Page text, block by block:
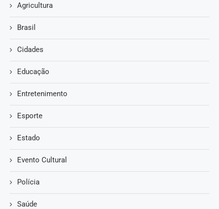
Agricultura
Brasil
Cidades
Educação
Entretenimento
Esporte
Estado
Evento Cultural
Polícia
Saúde